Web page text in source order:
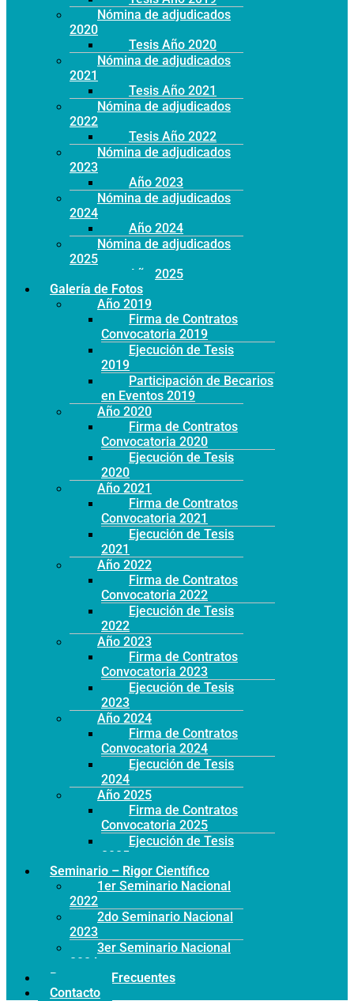
Nómina de adjudicados
2020
Tesis Año 2020
Nómina de adjudicados
2021
Tesis Año 2021
Nómina de adjudicados
2022
Tesis Año 2022
Nómina de adjudicados
2023
Año 2023
Nómina de adjudicados
2024
Año 2024
Nómina de adjudicados
2025
Año 2025
Galería de Fotos
Año 2019
Firma de Contratos
Convocatoria 2019
Ejecución de Tesis
2019
Participación de Becarios
en Eventos 2019
Año 2020
Firma de Contratos
Convocatoria 2020
Ejecución de Tesis
2020
Año 2021
Firma de Contratos
Convocatoria 2021
Ejecución de Tesis
2021
Año 2022
Firma de Contratos
Convocatoria 2022
Ejecución de Tesis
2022
Año 2023
Firma de Contratos
Convocatoria 2023
Ejecución de Tesis
2023
Año 2024
Firma de Contratos
Convocatoria 2024
Ejecución de Tesis
2024
Año 2025
Firma de Contratos
Convocatoria 2025
Ejecución de Tesis
2025
Seminario – Rigor Científico
1er Seminario Nacional
2022
2do Seminario Nacional
2023
3er Seminario Nacional
2024
Preguntas Frecuentes
Contacto